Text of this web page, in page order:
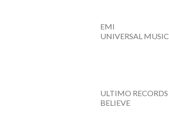
EMI
UNIVERSAL MUSIC
ULTIMO RECORDS
BELIEVE